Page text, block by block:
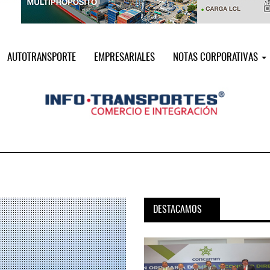
AUTOTRANSPORTE EMPRESARIALES NOTAS CORPORATIVAS
DESTACAMOS
servicio PAMEX en
MSC incorpora servicio PAMEX
...
12 JUL 2026